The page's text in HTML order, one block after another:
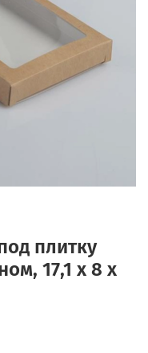
плитку
17,1 х 8 х